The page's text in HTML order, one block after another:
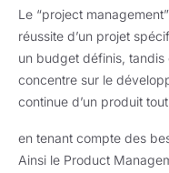
Le “project
réussite d’un projet
un budget définis, tandis
concentre sur le
continue d’un produit
en tenant compte des
Ainsi le Product